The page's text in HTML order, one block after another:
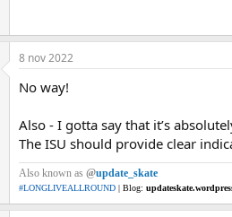
8 nov 2022
No way!
Also - I gotta say that it’s
The ISU should provide clear
Also known as @update_skate
#LONGLIVEALLROUND | Blog: